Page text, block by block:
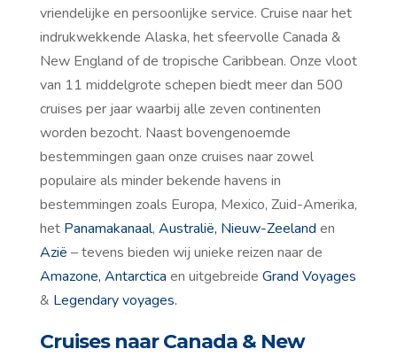
vriendelijke en persoonlijke service. Cruise naar het
indrukwekkende Alaska, het sfeervolle Canada &
New England of de tropische Caribbean. Onze vloot
van 11 middelgrote schepen biedt meer dan 500
cruises per jaar waarbij alle zeven continenten
worden bezocht. Naast bovengenoemde
bestemmingen gaan onze cruises naar zowel
populaire als minder bekende havens in
bestemmingen zoals Europa, Mexico, Zuid-Amerika,
het Panamakanaal, Australië, Nieuw-Zeeland en
Azië – tevens bieden wij unieke reizen naar de
Amazone, Antarctica en uitgebreide Grand Voyages
& Legendary voyages.
Cruises naar Canada & New